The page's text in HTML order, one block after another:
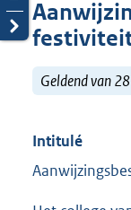
Geldend van
Intitulé